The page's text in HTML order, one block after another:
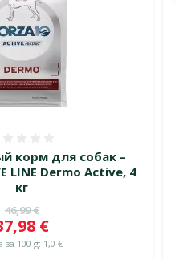
корм для собак –
LINE Dermo Active, 4
кг
Исходная цена
46,99 €
€
за 100 g: 1,0 €